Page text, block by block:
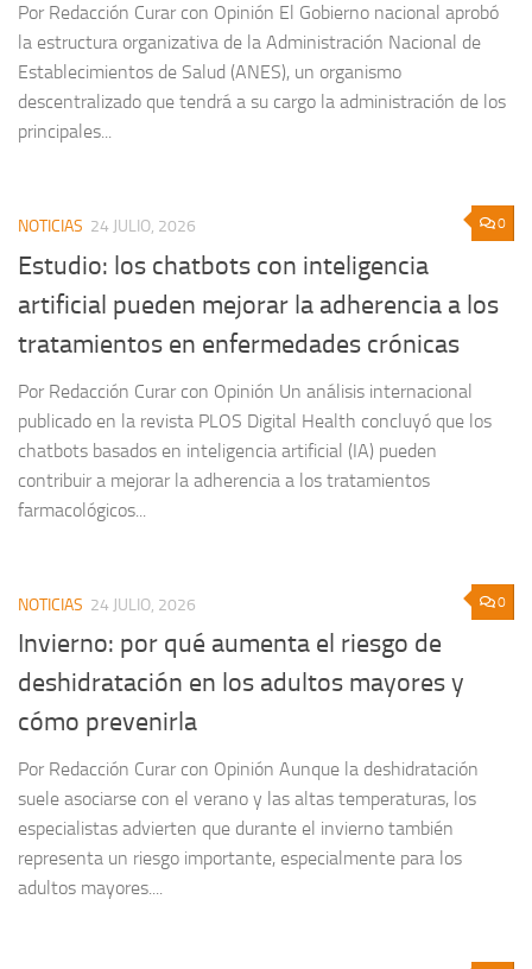
Por Redacción Curar con Opinión El Gobierno nacional aprobó
la estructura organizativa de la Administración Nacional de
Establecimientos de Salud (ANES), un organismo
descentralizado que tendrá a su cargo la administración de los
principales...
0
NOTICIAS 24 JULIO, 2026
Estudio: los chatbots con inteligencia
artificial pueden mejorar la adherencia a los
tratamientos en enfermedades crónicas
Por Redacción Curar con Opinión Un análisis internacional
publicado en la revista PLOS Digital Health concluyó que los
chatbots basados en inteligencia artificial (IA) pueden
contribuir a mejorar la adherencia a los tratamientos
farmacológicos...
0
NOTICIAS 24 JULIO, 2026
Invierno: por qué aumenta el riesgo de
deshidratación en los adultos mayores y
cómo prevenirla
Por Redacción Curar con Opinión Aunque la deshidratación
suele asociarse con el verano y las altas temperaturas, los
especialistas advierten que durante el invierno también
representa un riesgo importante, especialmente para los
adultos mayores....